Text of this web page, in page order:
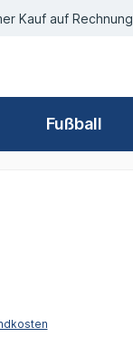
Kauf auf Rechnung
Fußball